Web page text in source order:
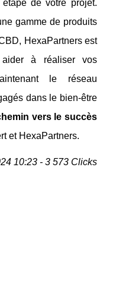
de votre projet.
gamme de produits
HexaPartners est
à réaliser vos
le réseau
dans le bien-être
vers le succès
et HexaPartners.
10:23 - 3 573 Clicks